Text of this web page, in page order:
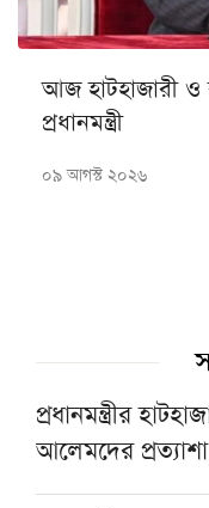
আজ হাটহাজারী ও
প্রধানমন্ত্রী
০৯ আগস্ট ২০২৬
প্রধানমন্ত্রীর
আলেমদের প্রত্যাশা